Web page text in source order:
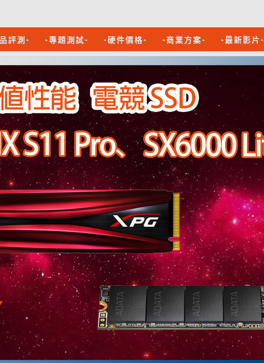
評測- -專題測試- -硬件價格- -商業方案- -最新影片-